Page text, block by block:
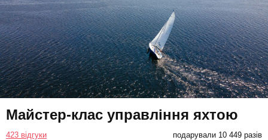
Майстер-клас управління яхтою
423 відгуки подарували 10 449 разів